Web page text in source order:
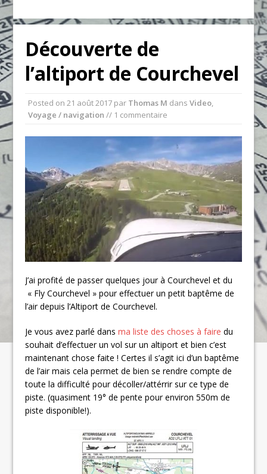
Découverte de
l’altiport de Courchevel
Posted on21 août 2017 par Thomas M dansVideo,
Voyage / navigation // 1 commentaire
J’ai profité de passer quelques jour à Courchevel et du
« Fly Courchevel » pour effectuer un petit baptême de
l’air depuis l’Altiport de Courchevel.
Je vous avez parlé dansma liste des choses à faire du
souhait d’effectuer un vol sur un altiport et bien c’est
maintenant chose faite ! Certes il s’agit ici d’un baptême
de l’air mais cela permet de bien se rendre compte de
toute la difficulté pour décoller/attérrir sur ce type de
piste. (quasiment 19° de pente pour environ 550m de
piste disponible!).